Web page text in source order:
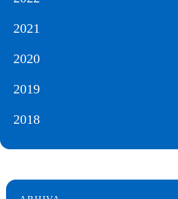
2021
2020
2019
2018